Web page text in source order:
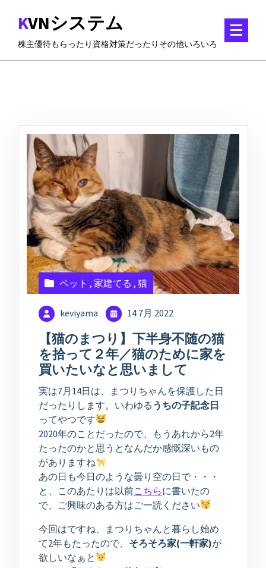
ツ
KVNシステム
株主優待もらったり資格対策だったりその他いろいろ
ペット , 家建てる , 猫
keviyama 14 7月 2022
【猫のまつり】下半身不随の猫
を拾って２年／猫のために家を
買いたいなと思いまして
実は7月14日は、まつりちゃんを保護した日
だったりします。いわゆる うちの子記念日
ってやつです
2020年のことだったので、もうあれから2年
たったのかと思うとなんだか感慨深いもの
がありますね
あの日も今日のような曇り空の日で・・・
と、このあたりは以前こちらに書いたの
で、ご興味のある方はご一読ください
今回はですね、まつりちゃんと暮らし始め
て2年もたったので、 そろそろ家(一軒家)が
欲しいなぁと